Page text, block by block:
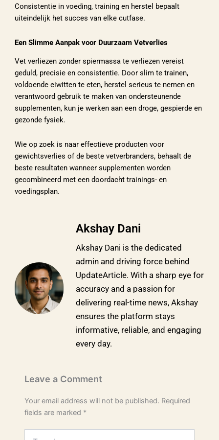
Consistentie in voeding, training en herstel bepaalt
uiteindelijk het succes van elke cutfase.
Een Slimme Aanpak voor Duurzaam Vetverlies
Vet verliezen zonder spiermassa te verliezen vereist
geduld, precisie en consistentie. Door slim te trainen,
voldoende eiwitten te eten, herstel serieus te nemen en
verantwoord gebruik te maken van ondersteunende
supplementen, kun je werken aan een droge, gespierde en
gezonde fysiek.
Wie op zoek is naar effectieve producten voor
gewichtsverlies of de beste vetverbranders, behaalt de
beste resultaten wanneer supplementen worden
gecombineerd met een doordacht trainings- en
voedingsplan.
Akshay Dani
Akshay Dani is the dedicated
admin and driving force behind
UpdateArticle. With a sharp eye for
accuracy and a passion for
delivering real-time news, Akshay
ensures the platform stays
informative, reliable, and engaging
every day.
Leave a Comment
Your email address will not be published. Required
fields are marked *